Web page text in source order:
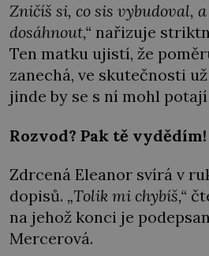
Zničíš si, co sis vybudoval,
dosáhnout,“ nařizuje
Ten matku ujistí, že
zanechá, ve skutečnosti
jinde by se s ní mohl
Rozvod? Pak tě vydědím!
Zdrcená Eleanor svírá v
dopisů. „Tolik mi chybíš,“
na jehož konci je
Mercerová.